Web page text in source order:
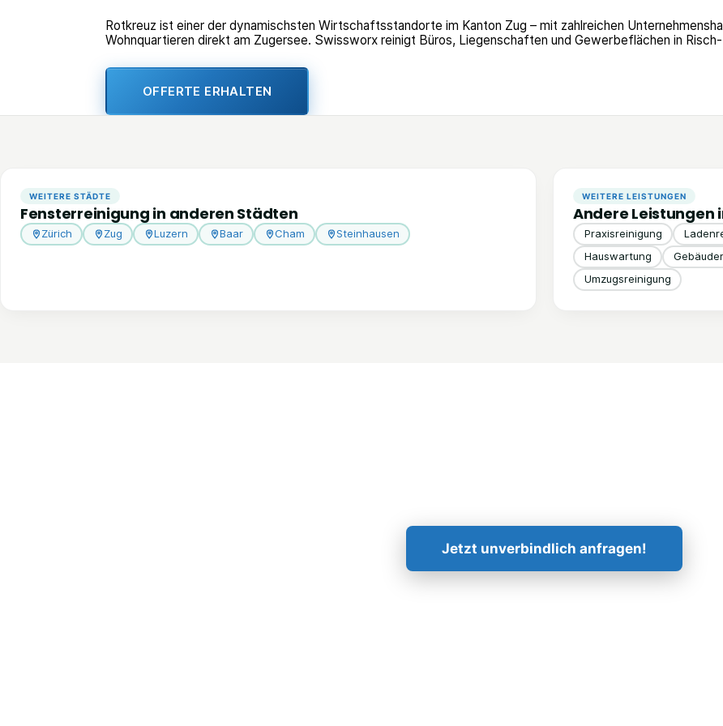
Rotkreuz ist einer der dynamischsten Wirtschaftsstandorte im Kanton Zug – mit zahlreichen
Wohnquartieren direkt am Zugersee. Swissworx reinigt Büros, Liegenschaften und Gewerbeflächen in
OFFERTE ERHALTEN
WEITERE STÄDTE
Fensterreinigung in anderen Städten
Zürich Zug Luzern Baar Cham Steinhausen
WEITERE LEISTUNGEN
Andere Leistungen
Praxisreinigung
Hauswartung
Umzugsreinigung
Jetzt unverbindlich anfragen!